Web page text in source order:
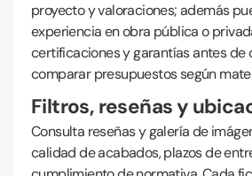
proyecto y valoraciones; además
experiencia en obra pública o
certificaciones y garantías antes de
comparar presupuestos según
Filtros, reseñas y
Consulta reseñas y galería de
calidad de acabados, plazos de